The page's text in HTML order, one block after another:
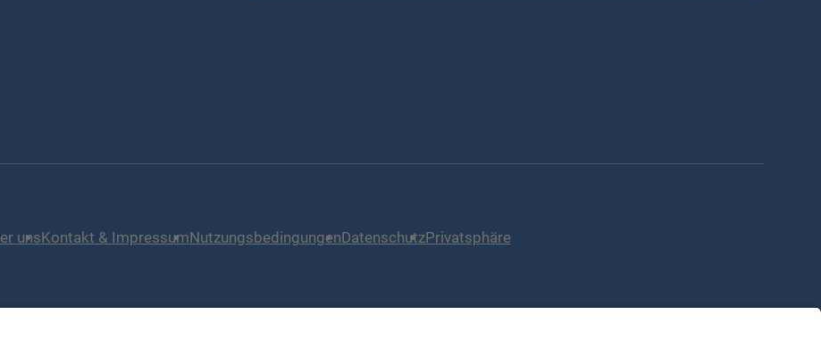
unsKontakt & ImpressumNutzungsbedingungenDatenschutzPrivatsphäre